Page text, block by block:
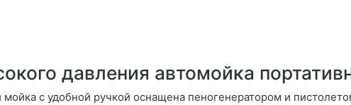
давления автомойка
с удобной ручкой оснащена пеногенератором и